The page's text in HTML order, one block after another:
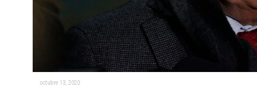
octubre 13, 2020